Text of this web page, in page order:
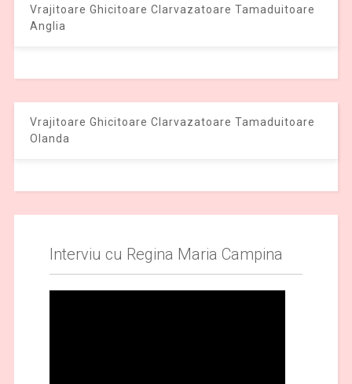
Vrajitoare Ghicitoare Clarvazatoare Tamaduitoare
Anglia
Vrajitoare Ghicitoare Clarvazatoare Tamaduitoare
Olanda
Interviu cu Regina Maria Campina